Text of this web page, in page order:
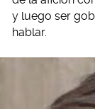
y luego ser
hablar.